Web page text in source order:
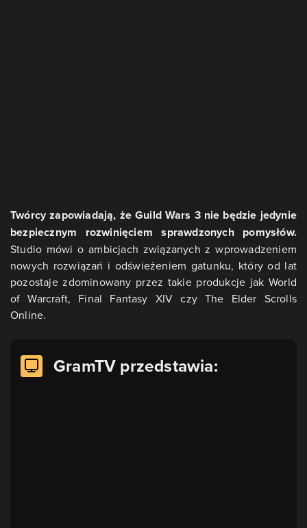
Twórcy zapowiadają, że Guild Wars 3 nie będzie jedynie
bezpiecznym rozwinięciem sprawdzonych pomysłów.
Studio mówi o ambicjach związanych z wprowadzeniem
nowych rozwiązań i odświeżeniem gatunku, który od lat
pozostaje zdominowany przez takie produkcje jak World
of Warcraft, Final Fantasy XIV czy The Elder Scrolls
Online.
GramTV przedstawia: